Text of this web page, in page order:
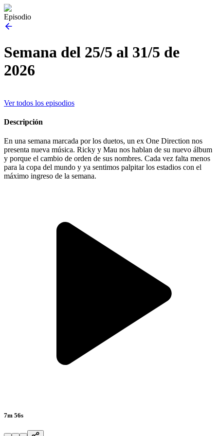
Episodio
Semana del 25/5 al 31/5 de
2026
Ver todos los episodios
Descripción
En una semana marcada por los duetos, un ex One Direction nos
presenta nueva música. Ricky y Mau nos hablan de su nuevo álbum
y porque el cambio de orden de sus nombres. Cada vez falta menos
para la copa del mundo y ya sentimos palpitar los estadios con el
máximo ingreso de la semana.
7m 56s